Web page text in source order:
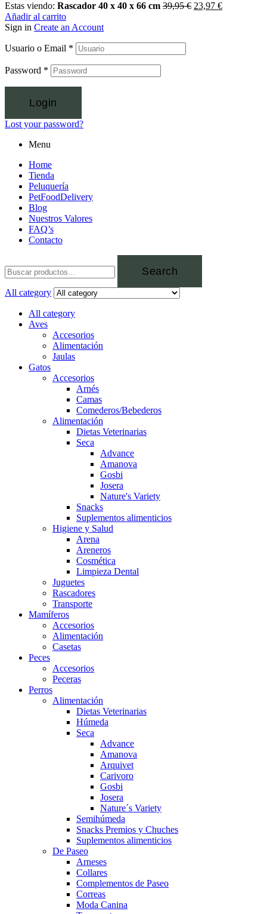
Estas viendo: Rascador 40 x 40 x 66 cm 39,95€ 23,97 €
Añadir al carrito
Sign in Create an Account
Usuario o Email *
Password *
Login
Lost your password?
Menu
Home
Tienda
Peluquería
PetFoodDelivery
Blog
Nuestros Valores
FAQ’s
Contacto
Search
All category
All category
Aves
Accesorios
Alimentación
Jaulas
Gatos
Accesorios
Arnés
Camas
Comederos/Bebederos
Alimentación
Dietas Veterinarias
Seca
Advance
Amanova
Gosbi
Josera
Nature's Variety
Snacks
Suplementos alimenticios
Higiene y Salud
Arena
Areneros
Cosmética
Limpieza Dental
Juguetes
Rascadores
Transporte
Mamíferos
Accesorios
Alimentación
Casetas
Peces
Accesorios
Peceras
Perros
Alimentación
Dietas Veterinarias
Húmeda
Seca
Advance
Amanova
Arquivet
Carivoro
Gosbi
Josera
Nature´s Variety
Semihúmeda
Snacks Premios y Chuches
Suplementos alimenticios
De Paseo
Arneses
Collares
Complementos de Paseo
Correas
Moda Canina